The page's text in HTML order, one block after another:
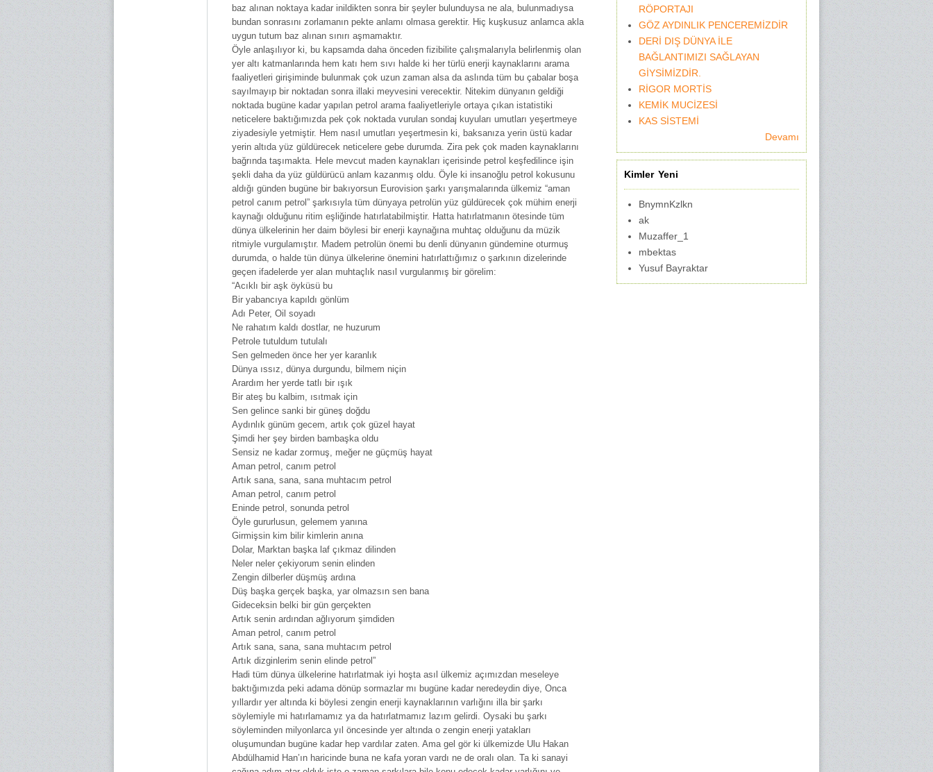
baz alınan noktaya kadar inildikten sonra bir şeyler bulunduysa ne ala, bulunmadıysa
bundan sonrasını zorlamanın pekte anlamı olmasa gerektir. Hiç kuşkusuz anlamca akla
uygun tutum baz alınan sınırı aşmamaktır.
Öyle anlaşılıyor ki, bu kapsamda daha önceden fizibilite çalışmalarıyla belirlenmiş olan
yer altı katmanlarında hem katı hem sıvı halde ki her türlü enerji kaynaklarını arama
faaliyetleri girişiminde bulunmak çok uzun zaman alsa da aslında tüm bu çabalar boşa
sayılmayıp bir noktadan sonra illaki meyvesini verecektir. Nitekim dünyanın geldiği
noktada bugüne kadar yapılan petrol arama faaliyetleriyle ortaya çıkan istatistiki
neticelere baktığımızda pek çok noktada vurulan sondaj kuyuları umutları yeşertmeye
ziyadesiyle yetmiştir. Hem nasıl umutları yeşertmesin ki, baksanıza yerin üstü kadar
yerin altıda yüz güldürecek neticelere gebe durumda. Zira pek çok maden kaynaklarını
bağrında taşımakta. Hele mevcut maden kaynakları içerisinde petrol keşfedilince işin
şekli daha da yüz güldürücü anlam kazanmış oldu. Öyle ki insanoğlu petrol kokusunu
aldığı günden bugüne bir bakıyorsun Eurovision şarkı yarışmalarında ülkemiz “aman
petrol canım petrol” şarkısıyla tüm dünyaya petrolün yüz güldürecek çok mühim enerji
kaynağı olduğunu ritim eşliğinde hatırlatabilmiştir. Hatta hatırlatmanın ötesinde tüm
dünya ülkelerinin her daim böylesi bir enerji kaynağına muhtaç olduğunu da müzik
ritmiyle vurgulamıştır. Madem petrolün önemi bu denli dünyanın gündemine oturmuş
durumda, o halde tün dünya ülkelerine önemini hatırlattığımız o şarkının dizelerinde
geçen ifadelerde yer alan muhtaçlık nasıl vurgulanmış bir görelim:
“Acıklı bir aşk öyküsü bu
Bir yabancıya kapıldı gönlüm
Adı Peter, Oil soyadı
Ne rahatım kaldı dostlar, ne huzurum
Petrole tutuldum tutulalı
Sen gelmeden önce her yer karanlık
Dünya ıssız, dünya durgundu, bilmem niçin
Arardım her yerde tatlı bir ışık
Bir ateş bu kalbim, ısıtmak için
Sen gelince sanki bir güneş doğdu
Aydınlık günüm gecem, artık çok güzel hayat
Şimdi her şey birden bambaşka oldu
Sensiz ne kadar zormuş, meğer ne güçmüş hayat
Aman petrol, canım petrol
Artık sana, sana, sana muhtacım petrol
Aman petrol, canım petrol
Eninde petrol, sonunda petrol
Öyle gururlusun, gelemem yanına
Girmişsin kim bilir kimlerin anına
Dolar, Marktan başka laf çıkmaz dilinden
Neler neler çekiyorum senin elinden
Zengin dilberler düşmüş ardına
Düş başka gerçek başka, yar olmazsın sen bana
Gideceksin belki bir gün gerçekten
Artık senin ardından ağlıyorum şimdiden
Aman petrol, canım petrol
Artık sana, sana, sana muhtacım petrol
Artık dizginlerim senin elinde petrol”
Hadi tüm dünya ülkelerine hatırlatmak iyi hoşta asıl ülkemiz açımızdan meseleye
baktığımızda peki adama dönüp sormazlar mı bugüne kadar neredeydin diye, Onca
yıllardır yer altında ki böylesi zengin enerji kaynaklarının varlığını illa bir şarkı
söylemiyle mi hatırlamamız ya da hatırlatmamız lazım gelirdi. Oysaki bu şarkı
söyleminden milyonlarca yıl öncesinde yer altında o zengin enerji yatakları
oluşumundan bugüne kadar hep vardılar zaten. Ama gel gör ki ülkemizde Ulu Hakan
Abdülhamid Han’ın haricinde buna ne kafa yoran vardı ne de oralı olan. Ta ki sanayi
RÖPORTAJI
GÖZ AYDINLIK PENCEREMİZDİR
DERİ DIŞ DÜNYA İLE
BAĞLANTIMIZI SAĞLAYAN
GİYSİMİZDİR.
RİGOR MORTİS
KEMİK MUCİZESİ
KAS SİSTEMİ
Devamı
Kimler Yeni
BnymnKzlkn
ak
Muzaffer_1
mbektas
Yusuf Bayraktar